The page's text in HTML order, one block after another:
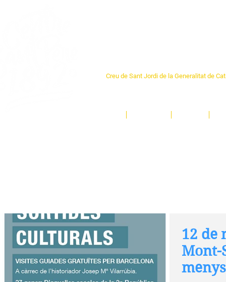
Creu de Sant Jordi de la Generalitat de
12 de
Mont-